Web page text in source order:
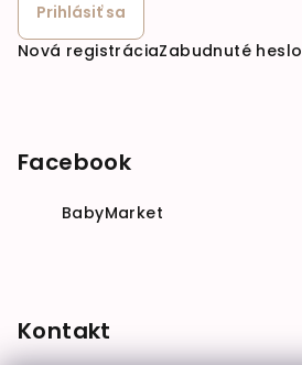
Prihlásiť sa
Nová registráciaZabudnuté heslo
Facebook
BabyMarket
Kontakt